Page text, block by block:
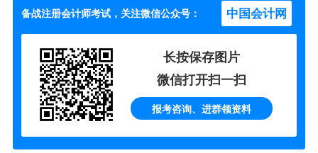
备战注册会计师考试，关注微信公众号： 中国会计网
长按保存图片
微信打开扫一扫
报考咨询、进群领资料